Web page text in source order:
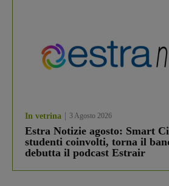
In vetrina 3 Agosto 2026
Estra Notizie agosto: Smart
studenti coinvolti, torna il
debutta il podcast Estrair